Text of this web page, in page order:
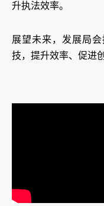
升执法效率。
展望未来，发展局
技，提升效率、促进